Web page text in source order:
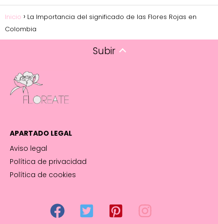
Inicio
La Importancia del significado de las Flores Rojas en
Colombia
Subir
APARTADO LEGAL
Aviso legal
Política de privacidad
Política de cookies